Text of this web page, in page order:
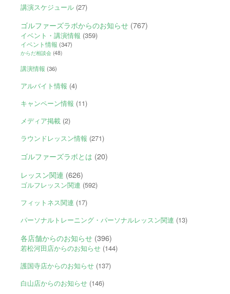
講演スケジュール(27)
ゴルファーズラボからのお知らせ(767)
イベント・講演情報 (359)
イベント情報 (347)
からだ相談会(48)
講演情報 (36)
アルバイト情報 (4)
キャンペーン情報 (11)
メディア掲載(2)
ラウンドレッスン情報 (271)
ゴルファーズラボとは (20)
レッスン関連 (626)
ゴルフレッスン関連 (592)
フィットネス関連 (17)
パーソナルトレーニング・パーソナルレッスン関連 (13)
各店舗からのお知らせ(396)
若松河田店からのお知らせ(144)
護国寺店からのお知らせ(137)
白山店からのお知らせ(146)